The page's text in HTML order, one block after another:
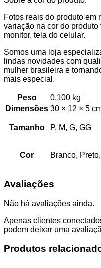
Fotos reais do produto em
variação na cor do
monitor, tela do celular.
Somos uma loja
lindas novidades com
mulher brasileira e
mais especial.
Peso
0,100 kg
Dimensões 30 × 12 × 5
Tamanho P, M, G, GG
Cor Branco,
Avaliações
Não há avaliações ainda.
Apenas clientes
podem deixar uma
Produtos